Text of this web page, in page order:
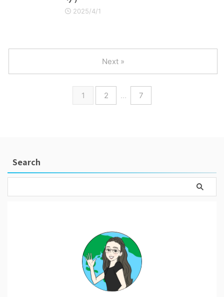
2025/4/1
1 2 … 7
Next »
Search